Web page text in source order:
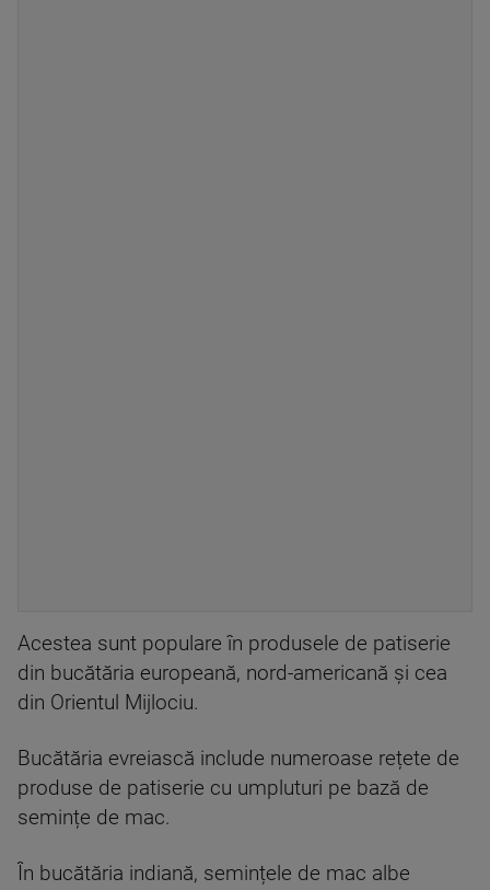
Acestea sunt populare în produsele de patiserie
din bucătăria europeană, nord-americană și cea
din Orientul Mijlociu.
Bucătăria evreiască include numeroase rețete de
produse de patiserie cu umpluturi pe bază de
semințe de mac.
În bucătăria indiană, semințele de mac albe